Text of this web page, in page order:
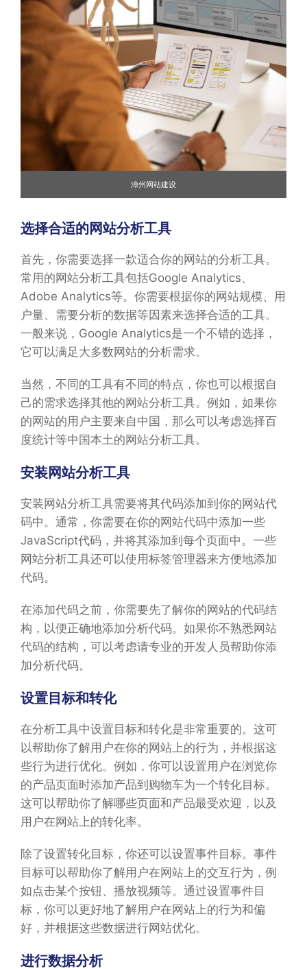
漳州网站建设
选择合适的网站分析工具
首先，你需要选择一款适合你的网站的分析工具。
常用的网站分析工具包括Google Analytics、
Adobe Analytics等。你需要根据你的网站规模、用
户量、需要分析的数据等因素来选择合适的工具。
一般来说，Google Analytics是一个不错的选择，
它可以满足大多数网站的分析需求。
当然，不同的工具有不同的特点，你也可以根据自
己的需求选择其他的网站分析工具。例如，如果你
的网站的用户主要来自中国，那么可以考虑选择百
度统计等中国本土的网站分析工具。
安装网站分析工具
安装网站分析工具需要将其代码添加到你的网站代
码中。通常，你需要在你的网站代码中添加一些
JavaScript代码，并将其添加到每个页面中。一些
网站分析工具还可以使用标签管理器来方便地添加
代码。
在添加代码之前，你需要先了解你的网站的代码结
构，以便正确地添加分析代码。如果你不熟悉网站
代码的结构，可以考虑请专业的开发人员帮助你添
加分析代码。
设置目标和转化
在分析工具中设置目标和转化是非常重要的。这可
以帮助你了解用户在你的网站上的行为，并根据这
些行为进行优化。例如，你可以设置用户在浏览你
的产品页面时添加产品到购物车为一个转化目标。
这可以帮助你了解哪些页面和产品最受欢迎，以及
用户在网站上的转化率。
除了设置转化目标，你还可以设置事件目标。事件
目标可以帮助你了解用户在网站上的交互行为，例
如点击某个按钮、播放视频等。通过设置事件目
标，你可以更好地了解用户在网站上的行为和偏
好，并根据这些数据进行网站优化。
进行数据分析